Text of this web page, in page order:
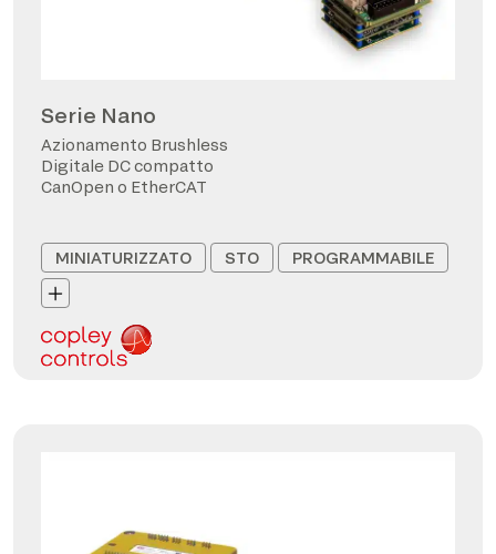
Serie Nano
Azionamento Brushless
Digitale DC compatto
CanOpen o EtherCAT
MINIATURIZZATO STO PROGRAMMABILE